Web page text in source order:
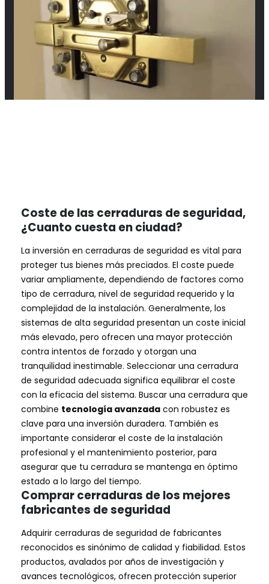
Coste de las cerraduras de seguridad,
¿Cuanto cuesta en ciudad?
La inversión en cerraduras de seguridad es vital para
proteger tus bienes más preciados. El coste puede
variar ampliamente, dependiendo de factores como
tipo de cerradura, nivel de seguridad requerido y la
complejidad de la instalación. Generalmente, los
sistemas de alta seguridad presentan un coste inicial
más elevado, pero ofrecen una mayor protección
contra intentos de forzado y otorgan una
tranquilidad inestimable. Seleccionar una cerradura
de seguridad adecuada significa equilibrar el coste
con la eficacia del sistema. Buscar una cerradura que
combine tecnología avanzada con robustez es
clave para una inversión duradera. También es
importante considerar el coste de la instalación
profesional y el mantenimiento posterior, para
asegurar que tu cerradura se mantenga en óptimo
estado a lo largo del tiempo.
Comprar cerraduras de los mejores
fabricantes de seguridad
Adquirir cerraduras de seguridad de fabricantes
reconocidos es sinónimo de calidad y fiabilidad. Estos
productos, avalados por años de investigación y
avances tecnológicos, ofrecen protección superior